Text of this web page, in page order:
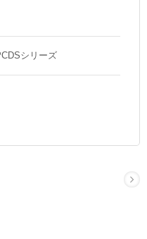
シリーズ